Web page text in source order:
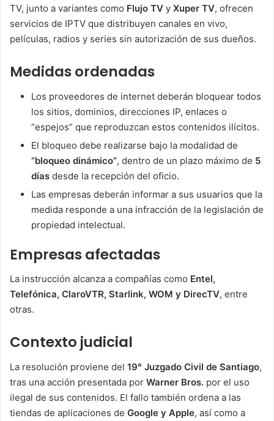
TV, junto a variantes como Flujo TV y Xuper TV, ofrecen
servicios de IPTV que distribuyen canales en vivo,
películas, radios y series sin autorización de sus dueños.
Medidas ordenadas
Los proveedores de internet deberán bloquear todos
los sitios, dominios, direcciones IP, enlaces o
“espejos” que reproduzcan estos contenidos ilícitos.
El bloqueo debe realizarse bajo la modalidad de
“bloqueo dinámico”, dentro de un plazo máximo de 5
días desde la recepción del oficio.
Las empresas deberán informar a sus usuarios que la
medida responde a una infracción de la legislación de
propiedad intelectual.
Empresas afectadas
La instrucción alcanza a compañías como Entel,
Telefónica, ClaroVTR, Starlink, WOM y DirecTV, entre
otras.
Contexto judicial
La resolución proviene del 19° Juzgado Civil de Santiago,
tras una acción presentada por Warner Bros. por el uso
ilegal de sus contenidos. El fallo también ordena a las
tiendas de aplicaciones de Google y Apple, así como a